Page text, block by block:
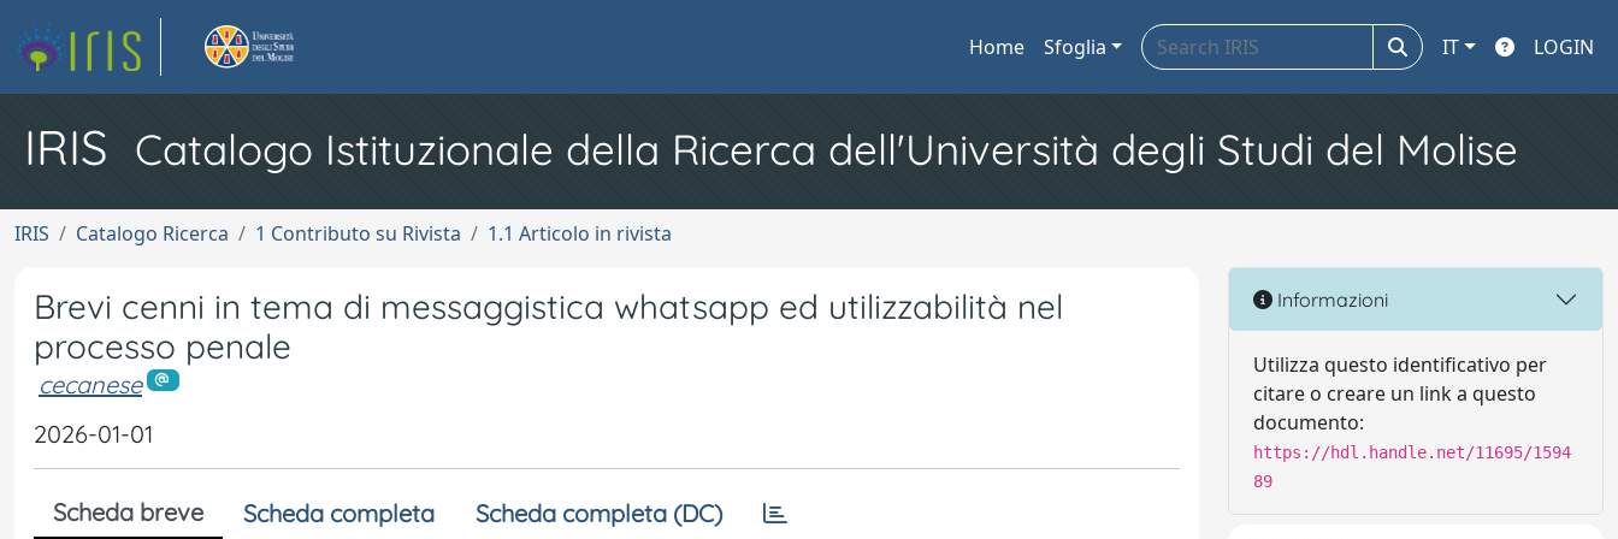
Home Sfoglia IT LOGIN
IRIS Catalogo Istituzionale della Ricerca dell'Università degli Studi del Molise
IRIS Catalogo Ricerca 1 Contributo su Rivista 1.1 Articolo in rivista
Brevi cenni in tema di messaggistica whatsapp ed utilizzabilità nel
processo penale
cecanese
2026-01-01
Scheda breve Scheda completa Scheda completa (DC)
Informazioni
Utilizza questo identificativo per
citare o creare un link a questo
documento:
https://hdl.handle.net/11695/1594
89